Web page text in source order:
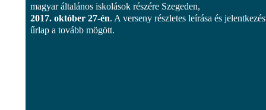
magyar általános iskolások részére Szegeden,
2017. október 27-én. A verseny részletes leírása és
űrlap a tovább mögött.